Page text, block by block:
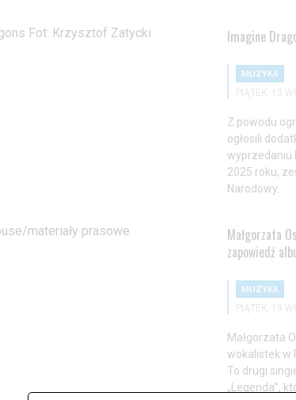
Imagine
MUZYKA
PIĄTEK, 13
Z powodu
ogłosili
wyprzedaniu
2025 roku,
Narodowy.
Małgorzata
zapowiedź
MUZYKA
PIĄTEK, 13
Małgorzata
wokalistek w
To drugi
„Legenda”,